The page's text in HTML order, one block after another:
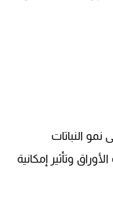
نمو النباتات
وتأثير إمكانية